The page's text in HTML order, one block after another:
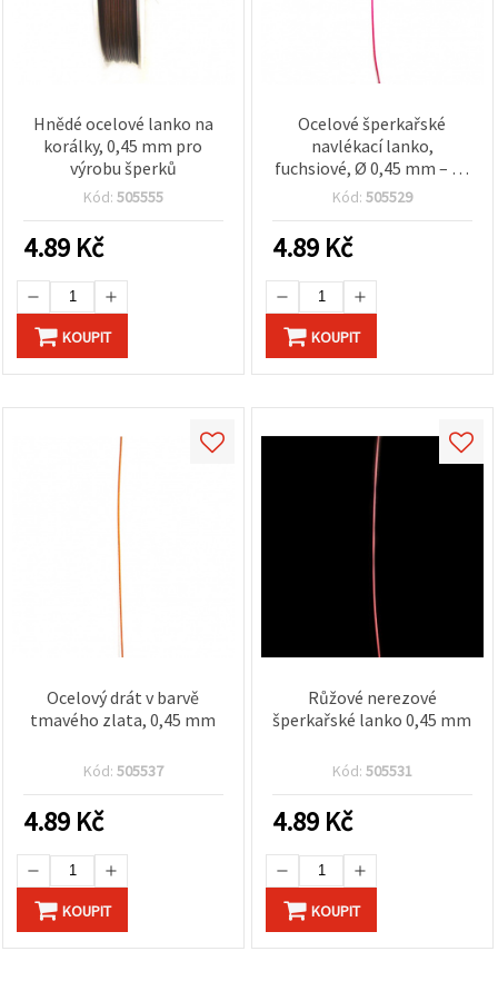
Hnědé ocelové lanko na
korálky, 0,45 mm pro
výrobu šperků
Kód: 505555
4.89 Kč
KOUPIT
Ocelové šperkařské
navlékací lanko,
fuchsiové, Ø 0,45 mm – na
korálky, náramky a
šperků a DIY projekty
Kód: 505529
4.89 Kč
KOUPIT
Ocelový drát v barvě
tmavého zlata, 0,45 mm
Kód: 505537
4.89 Kč
KOUPIT
Růžové nerezové
šperkařské lanko 0,45 mm
Kód: 505531
4.89 Kč
KOUPIT